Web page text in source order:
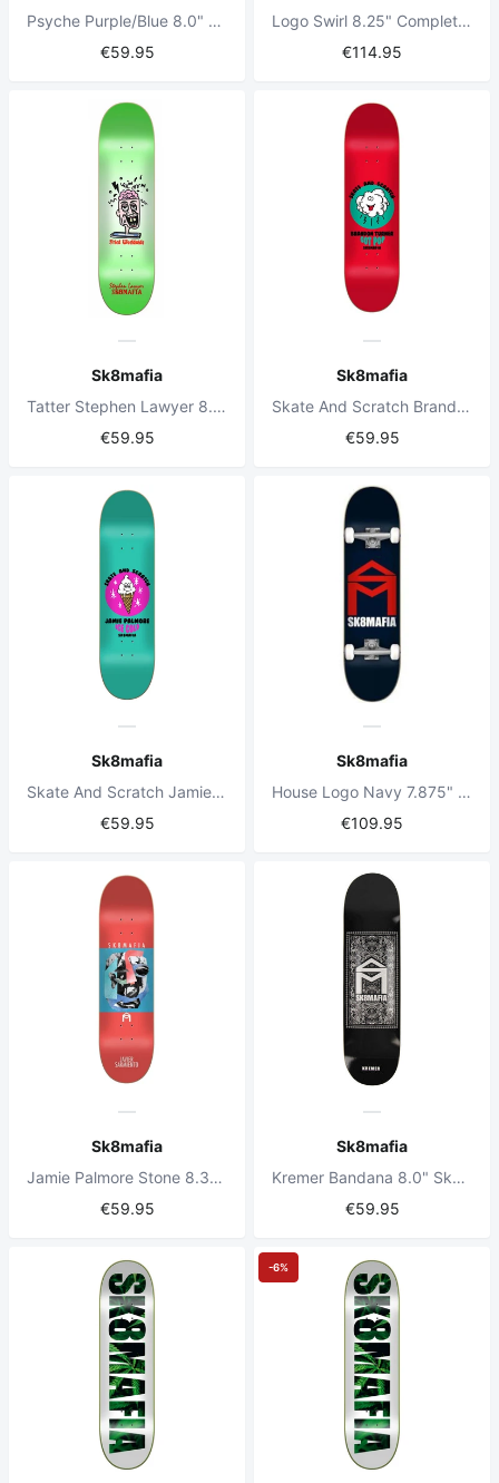
Psyche Purple/Blue 8.0" Skateboard Deck
€59.95
Logo Swirl 8.25" Complete Skateboard
€114.95
Sk8mafia
Tatter Stephen Lawyer 8.375" Skateboard Deck
€59.95
Sk8mafia
Skate And Scratch Brandon Turner 8.25" Skateboard Deck
€59.95
Sk8mafia
Skate And Scratch Jamie Palmore 8.375" Skateboard Deck
€59.95
Sk8mafia
House Logo Navy 7.875" Complete Skateboard
€109.95
Sk8mafia
Jamie Palmore Stone 8.375" Skateboard Deck
€59.95
Sk8mafia
Kremer Bandana 8.0" Skateboard Deck
€59.95
-6%